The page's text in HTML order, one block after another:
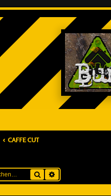
CAFFE CUT
Suche